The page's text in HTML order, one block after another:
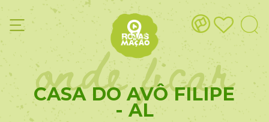
onde ficar
CASA DO AVÔ FILIPE
- AL